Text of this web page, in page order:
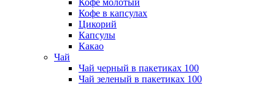
Кофе молотый
Кофе в капсулах
Цикорий
Капсулы
Какао
Чай
Чай черный в пакетиках 100
Чай зеленый в пакетиках 100